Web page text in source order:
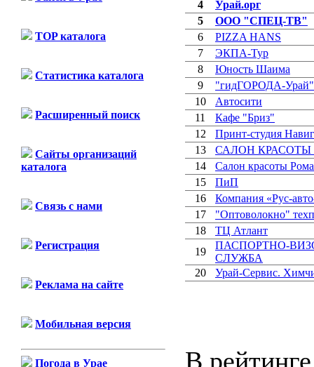
TOP каталога
Статистика каталога
Расширенный поиск
Сайты организаций
каталога
Связь с нами
Регистрация
Реклама на сайте
Мобильная версия
Погода в Урае
4
Урай.орг
5
ООО "СПЕЦ-ТВ"
6
PIZZA HANS
7
ЭКПА-Тур
8
Юность Шаима
9
"гидГОРОДА-Урай"
10
Автосити
11
Кафе "Бриз"
12
Принт-студия
13
САЛОН
14
Салон красоты
15
ПиП
16
Компания «Рус-
17
"Оптоволокно"
18
ТЦ Атлант
19
ПАСПОРТНО-
СЛУЖБА
20
Урай-Сервис.
В